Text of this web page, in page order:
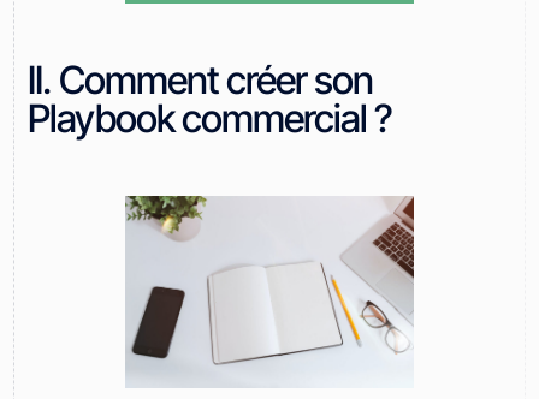
II. Comment créer son
Playbook commercial ?